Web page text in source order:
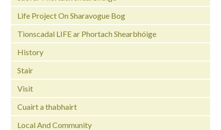
Life Project On Sharavogue Bog
Tionscadal LIFE ar Phortach Shearbhóige
History
Stair
Visit
Cuairt a thabhairt
Local And Community